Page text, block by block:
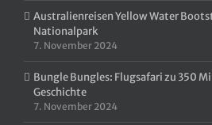
Australienreisen Yellow Water
Nationalpark
7. November 2024
Bungle Bungles: Flugsafari zu 350
Geschichte
7. November 2024